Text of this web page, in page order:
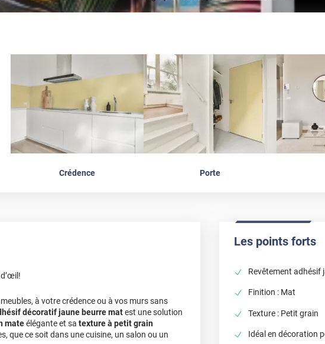
Crédence Porte
à votre crédence ou à vos murs sans
décoratif jaune beurre matest une solution
mateélégante et sa texture à petit grain
que ce soit dans une cuisine, un salon ou un
Les points forts
Revêtement adhésif
Finition : Mat
Texture : Petit grain
Idéal en décoration